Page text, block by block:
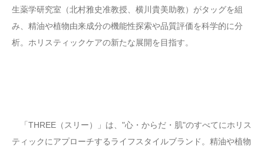
生薬学研究室（北村雅史准教授、横川貴美助教）がタッグを組
み、精油や植物由来成分の機能性探索や品質評価を科学的に分
析。ホリスティックケアの新たな展開を目指す。
「THREE（スリー）」は、"心・からだ・肌"のすべてにホリス
ティックにアプローチするライフスタイルブランド。精油や植物